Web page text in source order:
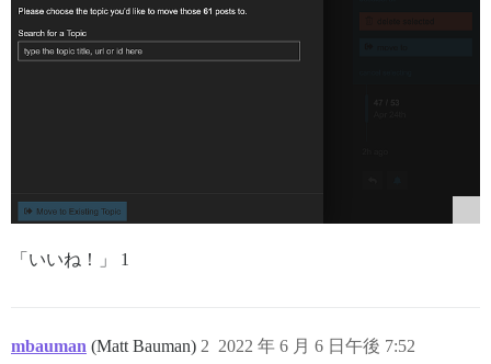
「いいね！」 1
mbauman (Matt Bauman) 2022 年 6 月 6 日午後 7:52
2